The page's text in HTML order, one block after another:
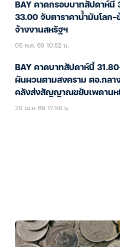
BAY คาดกรอบบาทสัปดาห์นี้
33.00 จับตาราคาน้ำมันโลก-
จ้างงานสหรัฐฯ
05 พ.ค. 69 10:52 น.
BAY คาดบาทสัปดาห์นี้
ผันผวนตามสงคราม ตอ.กลา
คลังส่งสัญญาณขยับเพดานห
สาธารณะ
20 เม.ย. 69 12:58 น.